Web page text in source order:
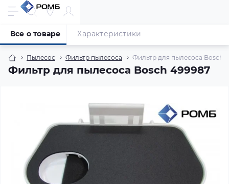
Пылесос Фильтр пылесоса Фильтр для пылесоса Bosch
Фильтр для пылесоса Bosch 499987
Все о товаре Характеристики